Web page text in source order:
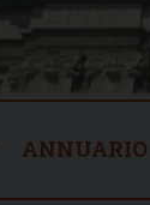
ANNUARIO